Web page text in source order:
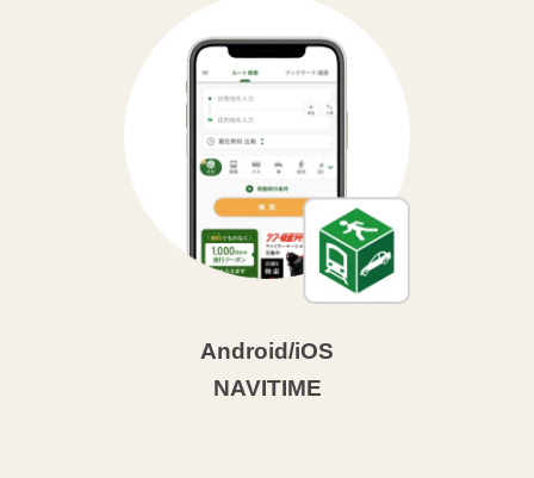
Android/iOS
NAVITIME